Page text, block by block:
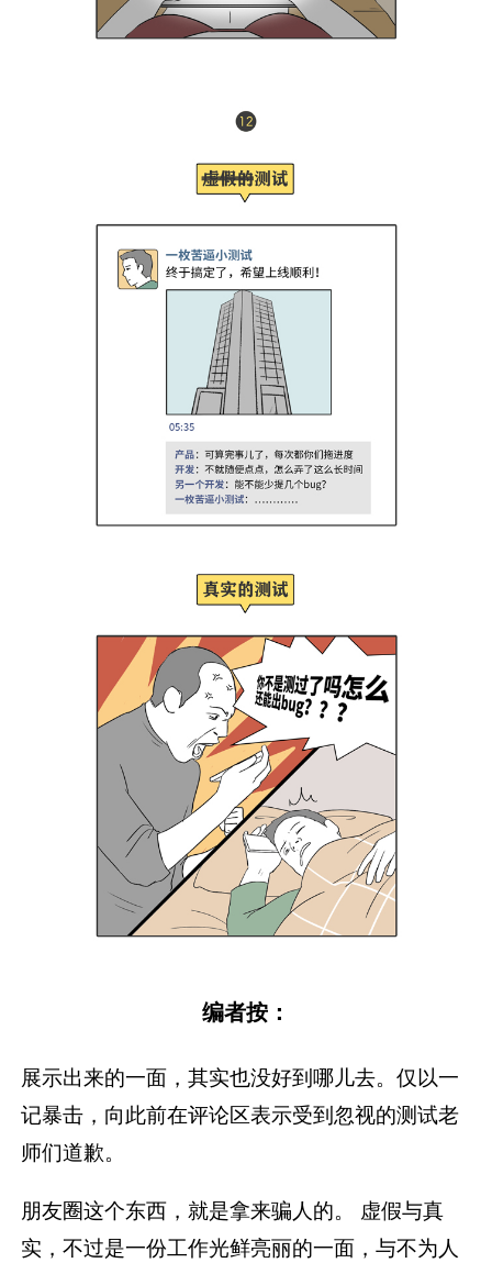
编者按：
展示出来的一面，其实也没好到哪儿去。仅以一
记暴击， 向此前在评论区表示受到忽视的测试老
师们道歉。
朋友圈这个东西， 就是拿来骗人的。
虚假与真
实，不过是一份工作光鲜亮丽的一面，与不为人